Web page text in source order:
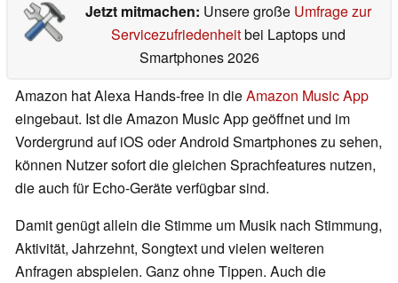
Jetzt mitmachen: Unsere große Umfrage zur
Servicezufriedenheitbei Laptops und
Smartphones 2026
Amazon hat Alexa Hands-free in dieAmazon Music App
eingebaut. Ist die Amazon Music App geöffnet und im
Vordergrund auf iOS oder Android Smartphones zu sehen,
können Nutzer sofort die gleichen Sprachfeatures nutzen,
die auch für Echo-Geräte verfügbar sind.
Damit genügt allein die Stimme um Musik nach Stimmung,
Aktivität, Jahrzehnt, Songtext und vielen weiteren
Anfragen abspielen. Ganz ohne Tippen. Auch die